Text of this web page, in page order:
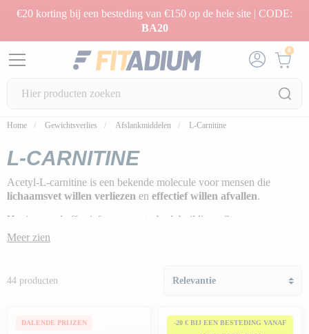
€20 korting bij een besteding van €150 op de hele site | CODE:
BA20
0
Home Gewichtsverlies Afslankmiddelen L-Carnitine
L-CARNITINE
Acetyl-L-carnitine is een bekende molecule voor mensen die
lichaamsvet willen verliezen en effectief willen afvallen.
Het is vooral effectief voor sport-, bodybuilding-, fitness- en
cardioliefhebbers, omdat het
Meer zien
44 producten
DALENDE PRIJZEN
-20 € BIJ EEN BESTEDING VANAF